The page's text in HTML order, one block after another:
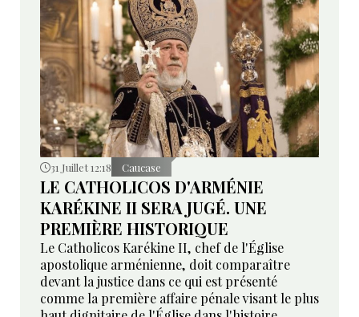
31 Juillet 12:18 Caucase
LE CATHOLICOS D'ARMÉNIE
KARÉKINE II SERA JUGÉ. UNE
PREMIÈRE HISTORIQUE
Le Catholicos Karékine II, chef de l'Église
apostolique arménienne, doit comparaître
devant la justice dans ce qui est présenté
comme la première affaire pénale visant le plus